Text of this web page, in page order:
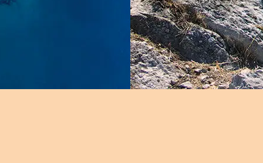
Πολιτικές Καταλύματος